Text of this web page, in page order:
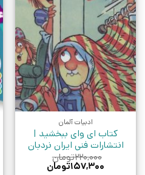
ادبیات آلمان
کتاب ای وای ببخشید |
انتشارات فنی ایران نردبان
۲۲۰,۰۰۰تومان
قیمت
۱۵۷,۳۰۰تومان